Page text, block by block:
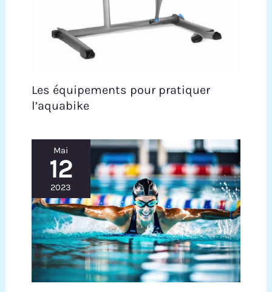
Les équipements pour pratiquer
l’aquabike
Mai
12
2023